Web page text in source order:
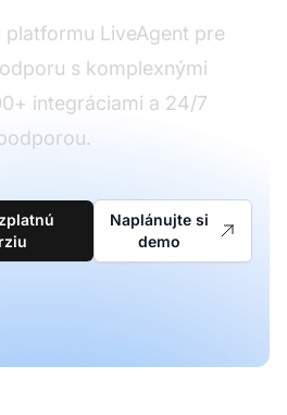
platformu LiveAgent pre
s komplexnými
integráciami a 24/7
Naplánujte si
demo